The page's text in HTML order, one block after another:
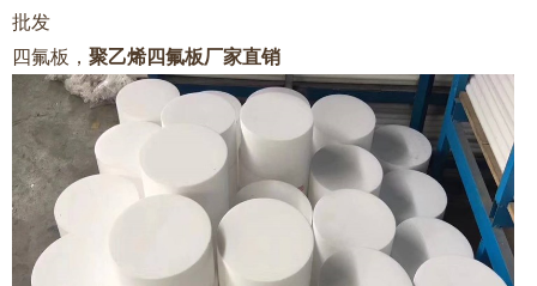
批发
四氟板， 聚乙烯四氟板厂家直销